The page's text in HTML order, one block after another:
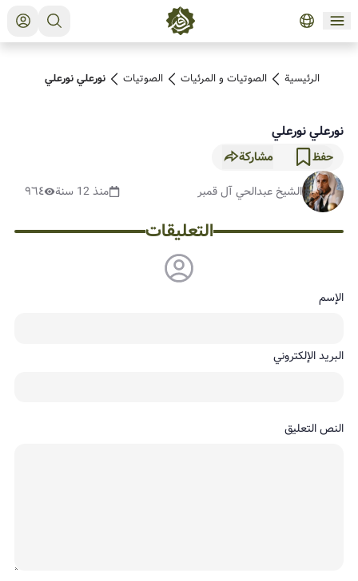
الرئيسية الصوتیات و المرئیات الصوتیات نورعلي نورعلي
نورعلي نورعلي
حفظ مشاركة
الشيخ عبدالحي آل قمبر منذ 12 سنة ٩٦٤
التعليقات
الإسم
البريد الإلكتروني
النص التعليق